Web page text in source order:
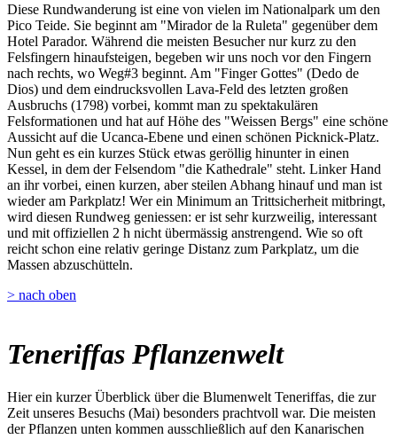
Diese Rundwanderung ist eine von vielen im Nationalpark um den
Pico Teide. Sie beginnt am "Mirador de la Ruleta" gegenüber dem
Hotel Parador. Während die meisten Besucher nur kurz zu den
Felsfingern hinaufsteigen, begeben wir uns noch vor den Fingern
nach rechts, wo Weg#3 beginnt. Am "Finger Gottes" (Dedo de
Dios) und dem eindrucksvollen Lava-Feld des letzten großen
Ausbruchs (1798) vorbei, kommt man zu spektakulären
Felsformationen und hat auf Höhe des "Weissen Bergs" eine schöne
Aussicht auf die Ucanca-Ebene und einen schönen Picknick-Platz.
Nun geht es ein kurzes Stück etwas geröllig hinunter in einen
Kessel, in dem der Felsendom "die Kathedrale" steht. Linker Hand
an ihr vorbei, einen kurzen, aber steilen Abhang hinauf und man ist
wieder am Parkplatz! Wer ein Minimum an Trittsicherheit mitbringt,
wird diesen Rundweg geniessen: er ist sehr kurzweilig, interessant
und mit offiziellen 2 h nicht übermässig anstrengend. Wie so oft
reicht schon eine relativ geringe Distanz zum Parkplatz, um die
Massen abzuschütteln.
> nach oben
Teneriffas Pflanzenwelt
Hier ein kurzer Überblick über die Blumenwelt Teneriffas, die zur
Zeit unseres Besuchs (Mai) besonders prachtvoll war. Die meisten
der Pflanzen unten kommen ausschließlich auf den Kanarischen